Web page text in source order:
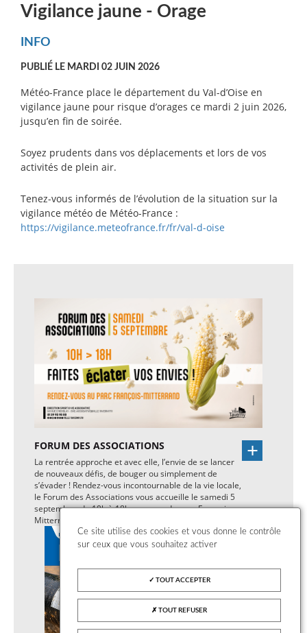
Vigilance jaune - Orage
INFO
PUBLIÉ LE MARDI 02 JUIN 2026
Météo-France place le département du Val-d’Oise en
vigilance jaune pour risque d’orages ce mardi 2 juin 2026,
jusqu’en fin de soirée.
Soyez prudents dans vos déplacements et lors de vos
activités de plein air.
Tenez-vous informés de l’évolution de la situation sur la
vigilance météo de Météo-France :
https://vigilance.meteofrance.fr/fr/val-d-oise
FORUM DES ASSOCIATIONS
La rentrée approche et avec elle, l’envie de se lancer
de nouveaux défis, de bouger ou simplement de
s’évader ! Rendez-vous incontournable de la vie locale,
le Forum des Associations vous accueille le samedi 5
septembre, de 10h à 18h, au cœur du parc François-
Mitterrand, pour une journée riche en rencontres.
Ce site utilise des cookies et vous donne le contrôle
sur ceux que vous souhaitez activer
TOUT ACCEPTER
TOUT REFUSER